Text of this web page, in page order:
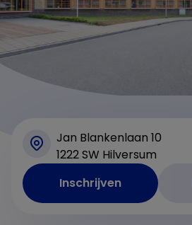
Jan Blankenlaan 10
1222 SW Hilversum
Inschrijven